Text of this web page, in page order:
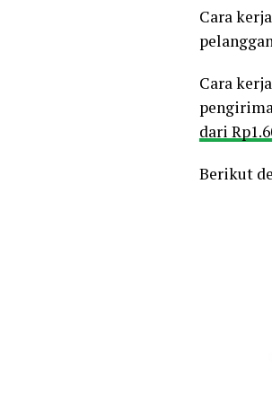
Cara
Cara
dari
Berikut